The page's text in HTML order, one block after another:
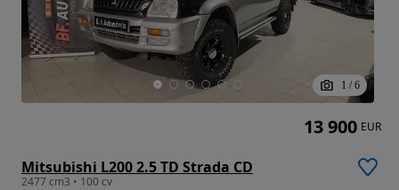
1 / 6
Mitsubishi L200 2.5 TD Strada CD
2477 cm3 • 100 cv
13 900 EUR